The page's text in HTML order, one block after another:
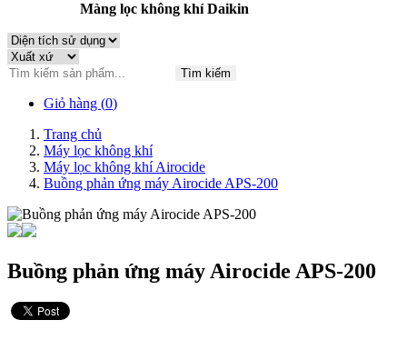
Màng lọc không khí Daikin
Tìm kiếm
Giỏ hàng (0)
Trang chủ
Máy lọc không khí
Máy lọc không khí Airocide
Buồng phản ứng máy Airocide APS-200
Buồng phản ứng máy Airocide APS-200